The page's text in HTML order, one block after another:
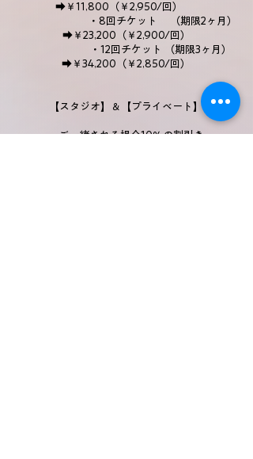
➡￥11,800（￥2,950/回）
・8回チケット （期限2ヶ月）
➡￥23,200（￥2,900/回）
・12回チケット （期限3ヶ月）
➡￥34,200（￥2,850/回）
【スタジオ】＆【プライベート】
・ご一緒される場合10％の割引き